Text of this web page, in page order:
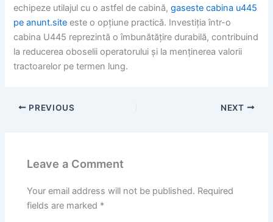
echipeze utilajul cu o astfel de cabină,gaseste cabina u445
pe anunt.site este o opțiune practică. Investiția într-o
cabina U445 reprezintă o îmbunătățire durabilă, contribuind
la reducerea oboselii operatorului și la menținerea valorii
tractoarelor pe termen lung.
PREVIOUS NEXT
Leave a Comment
Your email address will not be published. Required
fields are marked *